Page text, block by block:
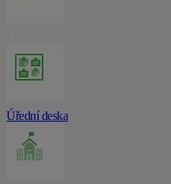
Úřední deska